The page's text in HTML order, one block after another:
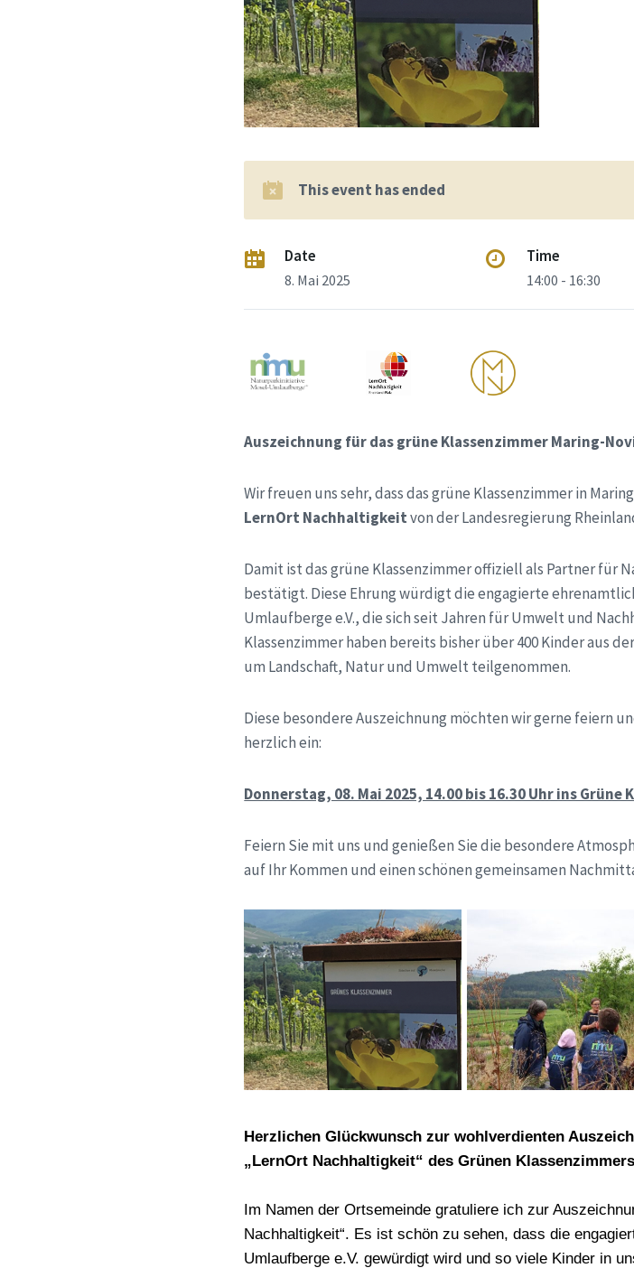
This event has ended
Date
8. Mai 2025
Time
14:00 - 16:30
Auszeichnung für das grüne Klassenzimmer Maring-
Wir freuen uns sehr, dass das grüne Klassenzimmer in
LernOrt Nachhaltigkeitvon der Landesregierung
Damit ist das grüne Klassenzimmer offiziell als Partner für
bestätigt. Diese Ehrung würdigt die engagierte
Umlaufberge e.V., die sich seit Jahren für Umwelt und
Klassenzimmer haben bereits bisher über 400 Kinder aus
um Landschaft, Natur und Umwelt teilgenommen.
Diese besondere Auszeichnung möchten wir gerne feiern
herzlich ein:
Donnerstag, 08. Mai 2025, 14.00 bis 16.30 Uhr ins
Feiern Sie mit uns und genießen Sie die besondere
auf Ihr Kommen und einen schönen gemeinsamen
Herzlichen Glückwunsch zur wohlverdienten
„LernOrt Nachhaltigkeit“ des Grünen
Im Namen der Ortsemeinde gratuliere ich zur
Nachhaltigkeit“. Es ist schön zu sehen, dass die
Umlaufberge e.V. gewürdigt wird und so viele Kinder in